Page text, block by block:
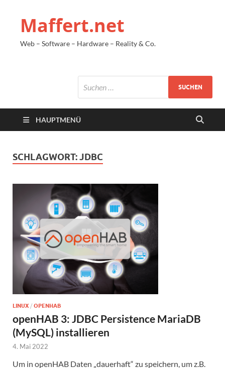
Maffert.net
Web – Software – Hardware – Reality & Co.
HAUPTMENÜ
SCHLAGWORT:JDBC
LINUX / OPENHAB
openHAB 3: JDBC Persistence MariaDB
(MySQL) installieren
4. Mai 2022
Um in openHAB Daten „dauerhaft“ zu speichern, um z.B.